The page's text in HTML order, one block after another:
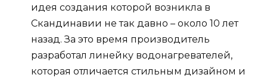
идея создания которой возникла в
Скандинавии не так давно – около 10 лет
назад. За это время производитель
разработал линейку водонагревателей,
которая отличается стильным дизайном и